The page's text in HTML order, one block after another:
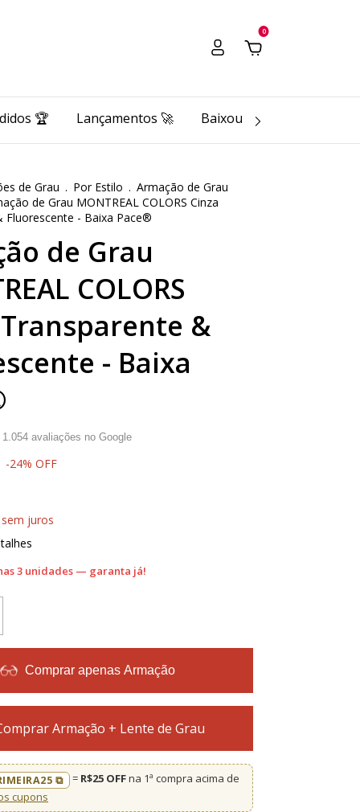
0
🏆 Lançamentos 🚀 Baixou o Pace 🔥
de Grau . Por Estilo . Armação de Grau
de Grau MONTREAL COLORS Cinza
Fluorescente - Baixa Pace®
de Grau
COLORS
&
- Baixa
1.054 avaliações no Google
-24% OFF
sem juros
3 unidades — garanta já!
Comprar apenas Armação
Armação + Lente de Grau
⧉ = R$25 OFFna 1ª compra acima de
cupons